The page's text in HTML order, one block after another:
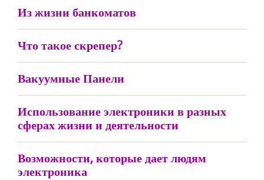
Из жизни банкоматов
Что такое скрепер?
Вакуумные Панели
Использование электроники в разных
сферах жизни и деятельности
Возможности, которые дает людям
электроника